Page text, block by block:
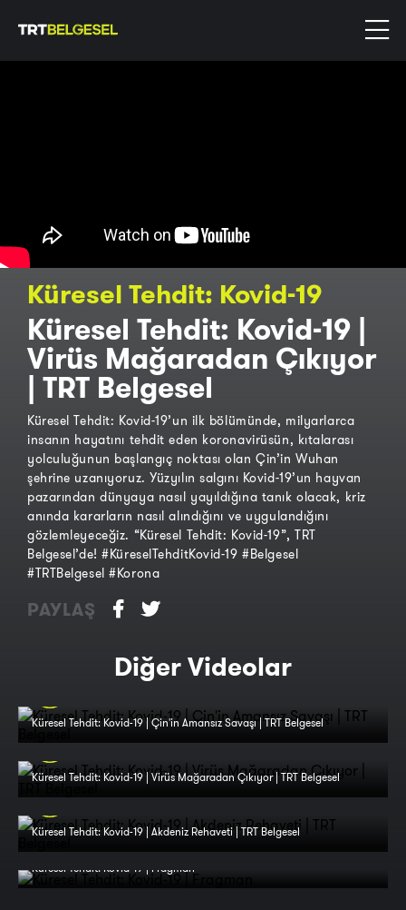
Küresel Tehdit: Kovid-19
Küresel Tehdit: Kovid-19 |
Virüs Mağaradan Çıkıyor
| TRT Belgesel
Küresel Tehdit: Kovid-19’un ilk bölümünde, milyarlarca
insanın hayatını tehdit eden koronavirüsün, kıtalarası
yolculuğunun başlangıç noktası olan Çin’in Wuhan
şehrine uzanıyoruz. Yüzyılın salgını Kovid-19’un hayvan
pazarından dünyaya nasıl yayıldığına tanık olacak, kriz
anında kararların nasıl alındığını ve uygulandığını
gözlemleyeceğiz. “Küresel Tehdit: Kovid-19”, TRT
Belgesel’de! #KüreselTehditKovid-19 #Belgesel
#TRTBelgesel #Korona
PAYLAŞ
Diğer Videolar
Küresel Tehdit: Kovid-19 | Çin'in Amansız Savaşı | TRT Belgesel
Küresel Tehdit: Kovid-19 | Virüs Mağaradan Çıkıyor | TRT Belgesel
Küresel Tehdit: Kovid-19 | Akdeniz Rehaveti | TRT Belgesel
Küresel Tehdit: Kovid-19 | Fragman